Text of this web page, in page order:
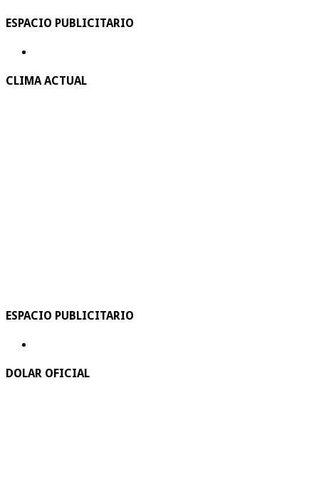
ESPACIO PUBLICITARIO
CLIMA ACTUAL
ESPACIO PUBLICITARIO
DOLAR OFICIAL